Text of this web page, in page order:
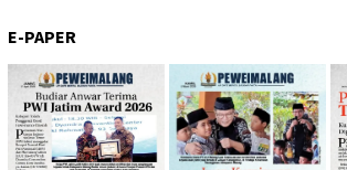
E-PAPER